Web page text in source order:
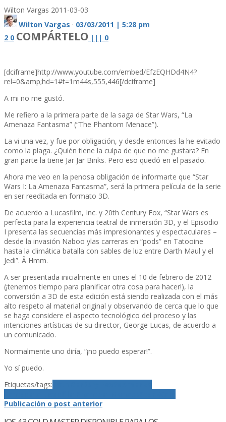
Wilton Vargas 2011-03-03
Wilton Vargas · 03/03/2011 | 5:28 pm
2 0 COMPÁRTELO | | | 0
[dciframe]http://www.youtube.com/embed/EfzEQHDd4N4?
rel=0&amp;hd=1#t=1m44s,555,446[/dciframe]
A mi no me gustó.
Me refiero a la primera parte de la saga de Star Wars, “La
Amenaza Fantasma” (“The Phantom Menace”).
La vi una vez, y fue por obligación, y desde entonces la he evitado
como la plaga. ¿Quién tiene la culpa de que no me gustara? En
gran parte la tiene Jar Jar Binks. Pero eso quedó en el pasado.
Ahora me veo en la penosa obligación de informarte que “Star
Wars I: La Amenaza Fantasma”, será la primera pelí­cula de la serie
en ser reeditada en formato 3D.
De acuerdo a Lucasfilm, Inc. y 20th Century Fox, “Star Wars es
perfecta para la experiencia teatral de inmersión 3D, y el Episodio
I presenta las secuencias más impresionantes y espectaculares –
desde la invasión Naboo ylas carreras en “pods” en Tatooine
hasta la climática batalla con sables de luz entre Darth Maul y el
Jedi”. Â Hmm.
A ser presentada inicialmente en cines el 10 de febrero de 2012
(¡tenemos tiempo para planificar otra cosa para hacer!), la
conversión a 3D de esta edición está siendo realizada con el más
alto respeto al material original y observando de cerca que lo que
se haga considere el aspecto tecnológico del proceso y las
intenciones artí­sticas de su director, George Lucas, de acuerdo a
un comunicado.
Normalmente uno dirí­a, “¡no puedo esperar!”.
Yo sí­ puedo.
Etiquetas/tags:
Publicación o post anterior